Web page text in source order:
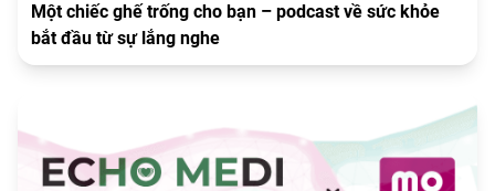
Một chiếc ghế trống cho bạn – podcast về sức khỏe
bắt đầu từ sự lắng nghe